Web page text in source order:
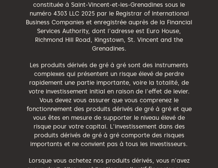
constituée à Saint-Vincent-et-les-Grenadines sous le
numéro 4303 LLC 2025 par le Registrar of International
Business Companies et enregistrée auprès de la Financial
Services Authority, dont l'adresse est Euro House,
Richmond Hill Road, Kingstown, St. Vincent and the
Grenadines.
Les produits dérivés de gré à gré sont des instruments
complexes qui présentent un risque élevé de perdre
rapidement une partie importante, voire la totalité, de
votre investissement initial en raison de l'effet de levier.
Vous devez vous assurer que vous comprenez le
fonctionnement des produits dérivés de gré à gré et que
vous êtes en mesure de supporter le niveau élevé de
risque pour votre capital. L'investissement dans des
produits dérivés de gré à gré comporte des risques
importants et ne convient pas à tous les investisseurs.
Lorsque vous achetez nos produits dérivés, vous n'avez